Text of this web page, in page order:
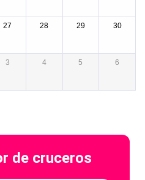
27 28 29 30
3 4 5 6
de cruceros